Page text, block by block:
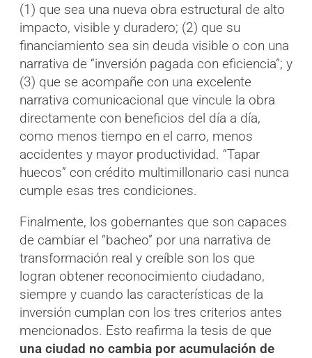
(1) que sea una nueva obra estructural de alto
impacto, visible y duradero; (2) que su
financiamiento sea sin deuda visible o con una
narrativa de “inversión pagada con eficiencia”; y
(3) que se acompañe con una excelente
narrativa comunicacional que vincule la obra
directamente con beneficios del día a día,
como menos tiempo en el carro, menos
accidentes y mayor productividad. “Tapar
huecos” con crédito multimillonario casi nunca
cumple esas tres condiciones.
Finalmente, los gobernantes que son capaces
de cambiar el “bacheo” por una narrativa de
transformación real y creíble son los que
logran obtener reconocimiento ciudadano,
siempre y cuando las características de la
inversión cumplan con los tres criterios antes
mencionados. Esto reafirma la tesis de que
una ciudad no cambia por acumulación de